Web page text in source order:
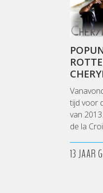
tijd voor
van
de la
13 JAAR